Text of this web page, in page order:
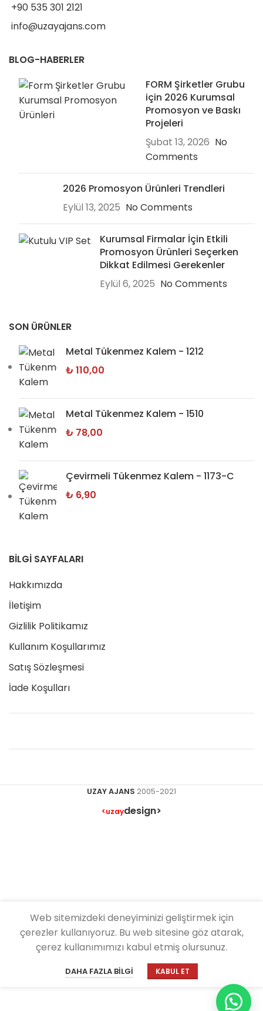
+90 535 301 2121
info@uzayajans.com
BLOG-HABERLER
FORM Şirketler Grubu
için 2026 Kurumsal
Promosyon ve Baskı
Projeleri
Şubat 13, 2026 No
Comments
2026 Promosyon Ürünleri Trendleri
Eylül 13, 2025 No Comments
Kurumsal Firmalar İçin Etkili
Promosyon Ürünleri Seçerken
Dikkat Edilmesi Gerekenler
Eylül 6, 2025 No Comments
SON ÜRÜNLER
Metal Tükenmez Kalem - 1212
₺ 110,00
Metal Tükenmez Kalem - 1510
₺ 78,00
Çevirmeli Tükenmez Kalem - 1173-C
₺ 6,90
BİLGİ SAYFALARI
Hakkımızda
İletişim
Gizlilik Politikamız
Kullanım Koşullarımız
Satış Sözleşmesi
İade Koşulları
UZAY AJANS 2005-2021
<uzaydesign>
Web sitemizdeki deneyiminizi geliştirmek için
çerezler kullanıyoruz. Bu web sitesine göz atarak,
çerez kullanımımızı kabul etmiş olursunuz.
DAHA FAZLA BILGI KABUL ET